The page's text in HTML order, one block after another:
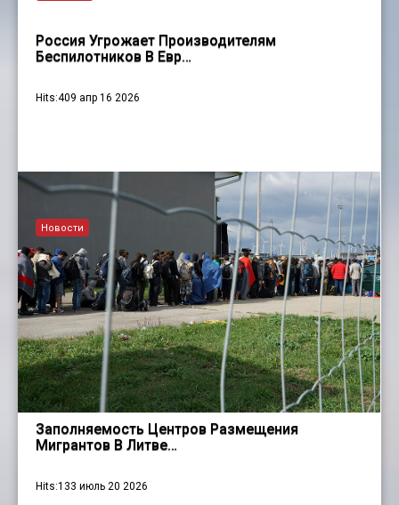
Россия Угрожает Производителям
Беспилотников В Евр…
Hits:409 апр 16 2026
Заполняемость Центров Размещения
Мигрантов В Литве…
Hits:133 июль 20 2026
Новости